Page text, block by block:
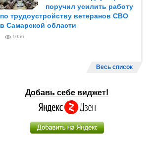
поручил усилить работу
по трудоустройству ветеранов СВО
в Самарской области
1056
Весь список
Добавь себе виджет!